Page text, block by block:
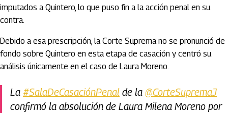
imputados a Quintero, lo que puso fin a la acción penal en su
contra.
Debido a esa prescripción, la Corte Suprema no se pronunció de
fondo sobre Quintero en esta etapa de casación y centró su
análisis únicamente en el caso de Laura Moreno.
La #SalaDeCasaciónPenal de la @CorteSupremaJ
confirmó la absolución de Laura Milena Moreno por